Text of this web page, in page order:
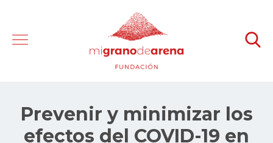
Prevenir y minimizar los
efectos del COVID-19 en